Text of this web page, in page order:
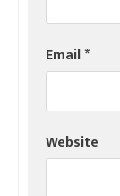
Email*
Website